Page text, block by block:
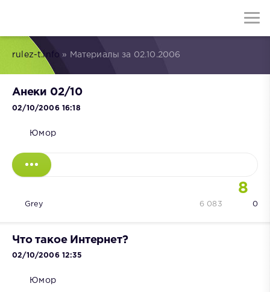
rulez-t.info » Материалы за 02.10.2006
Анеки 02/10
02/10/2006 16:18
Юмор
8
Grey 0
6 083
Что такое Интернет?
02/10/2006 12:35
Юмор